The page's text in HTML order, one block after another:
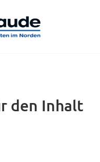
den Inhalt